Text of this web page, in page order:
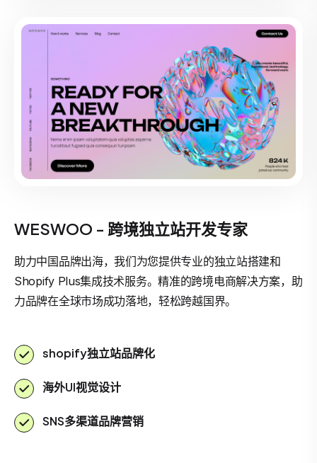
WESWOO - 跨境独立站开发专家
助力中国品牌出海，我们为您提供专业的独立站搭建和
Shopify Plus集成技术服务。精准的跨境电商解决方案，助
力品牌在全球市场成功落地，轻松跨越国界。
shopify独立站品牌化
海外UI视觉设计
SNS多渠道品牌营销